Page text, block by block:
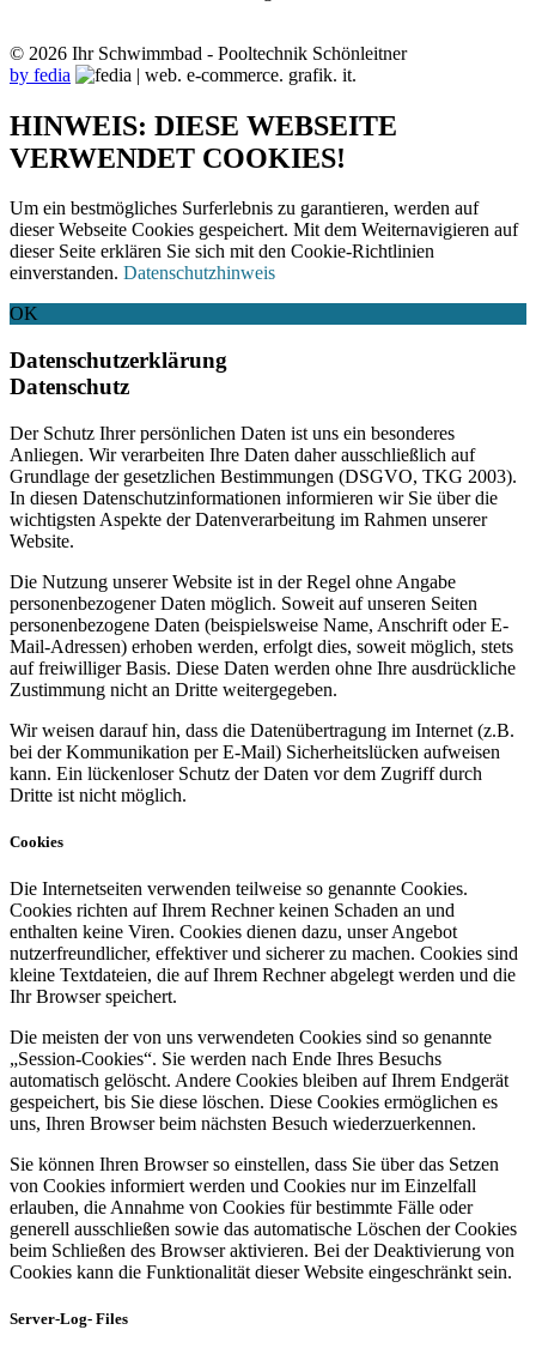
© 2026 Ihr Schwimmbad - Pooltechnik Schönleitner
by fedia
HINWEIS: DIESE WEBSEITE
VERWENDET COOKIES!
Um ein bestmögliches Surferlebnis zu garantieren, werden auf
dieser Webseite Cookies gespeichert. Mit dem Weiternavigieren auf
dieser Seite erklären Sie sich mit den Cookie-Richtlinien
einverstanden. Datenschutzhinweis
OK
Datenschutzerklärung
Datenschutz
Der Schutz Ihrer persönlichen Daten ist uns ein besonderes
Anliegen. Wir verarbeiten Ihre Daten daher ausschließlich auf
Grundlage der gesetzlichen Bestimmungen (DSGVO, TKG 2003).
In diesen Datenschutzinformationen informieren wir Sie über die
wichtigsten Aspekte der Datenverarbeitung im Rahmen unserer
Website.
Die Nutzung unserer Website ist in der Regel ohne Angabe
personenbezogener Daten möglich. Soweit auf unseren Seiten
personenbezogene Daten (beispielsweise Name, Anschrift oder E-
Mail-Adressen) erhoben werden, erfolgt dies, soweit möglich, stets
auf freiwilliger Basis. Diese Daten werden ohne Ihre ausdrückliche
Zustimmung nicht an Dritte weitergegeben.
Wir weisen darauf hin, dass die Datenübertragung im Internet (z.B.
bei der Kommunikation per E-Mail) Sicherheitslücken aufweisen
kann. Ein lückenloser Schutz der Daten vor dem Zugriff durch
Dritte ist nicht möglich.
Cookies
Die Internetseiten verwenden teilweise so genannte Cookies.
Cookies richten auf Ihrem Rechner keinen Schaden an und
enthalten keine Viren. Cookies dienen dazu, unser Angebot
nutzerfreundlicher, effektiver und sicherer zu machen. Cookies sind
kleine Textdateien, die auf Ihrem Rechner abgelegt werden und die
Ihr Browser speichert.
Die meisten der von uns verwendeten Cookies sind so genannte
„Session-Cookies“. Sie werden nach Ende Ihres Besuchs
automatisch gelöscht. Andere Cookies bleiben auf Ihrem Endgerät
gespeichert, bis Sie diese löschen. Diese Cookies ermöglichen es
uns, Ihren Browser beim nächsten Besuch wiederzuerkennen.
Sie können Ihren Browser so einstellen, dass Sie über das Setzen
von Cookies informiert werden und Cookies nur im Einzelfall
erlauben, die Annahme von Cookies für bestimmte Fälle oder
generell ausschließen sowie das automatische Löschen der Cookies
beim Schließen des Browser aktivieren. Bei der Deaktivierung von
Cookies kann die Funktionalität dieser Website eingeschränkt sein.
Server-Log- Files